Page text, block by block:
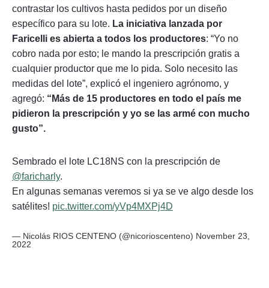
contrastar los cultivos hasta pedidos por un diseño
específico para su lote. La iniciativa lanzada por
Faricelli es abierta a todos los productores: “Yo no
cobro nada por esto; le mando la prescripción gratis a
cualquier productor que me lo pida. Solo necesito las
medidas del lote”, explicó el ingeniero agrónomo, y
agregó: “Más de 15 productores en todo el país me
pidieron la prescripción y yo se las armé con mucho
gusto”.
Sembrado el lote LC18NS con la prescripción de
@faricharly.
En algunas semanas veremos si ya se ve algo desde los
satélites! pic.twitter.com/yVp4MXPj4D
— Nicolás RIOS CENTENO (@nicorioscenteno) November 23,
2022